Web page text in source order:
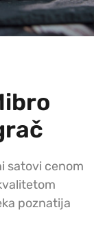
satovi cenom
poznatija